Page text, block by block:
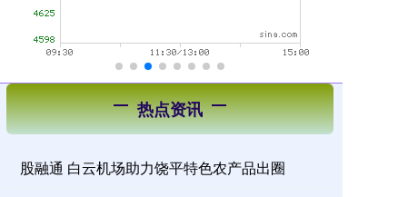
热点资讯
股融通 白云机场助力饶平特色农产品出圈